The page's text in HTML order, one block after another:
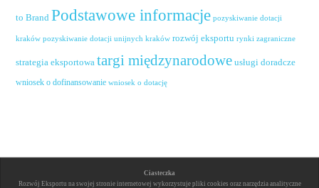
to Brand Podstawowe informacje pozyskiwanie dotacji
kraków pozyskiwanie dotacji unijnych kraków rozwój eksportu rynki zagraniczne
strategia eksportowa targi międzynarodowe usługi doradcze
wniosek o dofinansowanie wniosek o dotację
Ciasteczka
Rozwój Eksportu na swojej stronie internetowej wykorzystuje pliki cookies oraz narzędzia analityczne